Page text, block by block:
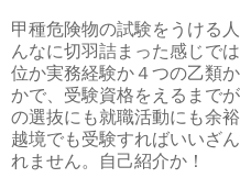
甲種危険物の試験をうける
んなに切羽詰まった感じで
位か実務経験か４つの乙類
かで、受験資格をえるまで
の選抜にも就職活動にも余
越境でも受験すればいいざ
れません。自己紹介か！